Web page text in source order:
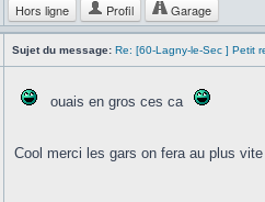
Hors ligne Profil Garage
Sujet du message: Re: [60-Lagny-le-Sec ] Petit
ouais en gros ces ca
Cool merci les gars on fera au plus